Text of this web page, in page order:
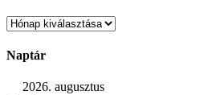
Archívum
Naptár
2026. augusztus